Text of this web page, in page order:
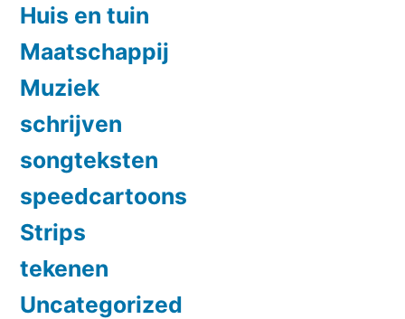
Huis en tuin
Maatschappij
Muziek
schrijven
songteksten
speedcartoons
Strips
tekenen
Uncategorized